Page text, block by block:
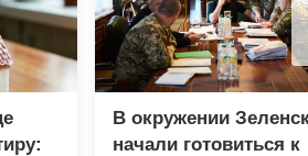
В окружении
начали готовиться к